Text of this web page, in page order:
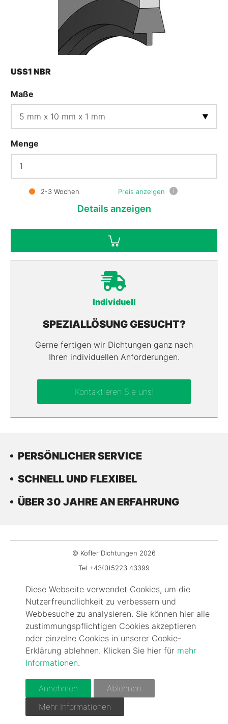
Diese Webseite verwendet Cookies, um die
Nutzerfreundlichkeit zu verbessern und
Webbesuche zu analysieren. Sie können hier alle
zustimmungspflichtigen Cookies akzeptieren
oder einzelne Cookies in unserer Cookie-
Erklärung ablehnen. Klicken Sie hier für mehr
Informationen.
Annehmen
Ablehnen
Mehr Informationen
USS1 NBR
Maße
Menge
Preis anzeigen i
2-3 Wochen
Details anzeigen
Individuell
SPEZIALLÖSUNG GESUCHT?
Gerne fertigen wir Dichtungen ganz nach
Ihren individuellen Anforderungen.
Kontaktieren Sie uns!
PERSÖNLICHER SERVICE
SCHNELL UND FLEXIBEL
ÜBER 30 JAHRE AN ERFAHRUNG
© Kofler Dichtungen 2026
Tel +43(0)5223 43399
office@kofler-dichtungen.at
Gewerbepark 3
6068 Mils
Impressum
Kontakt
AGBs
Cookie-Information
Datenschutz